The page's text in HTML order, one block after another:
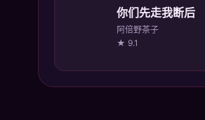
你们先走我断后
阿倍野茶子
★ 9.1